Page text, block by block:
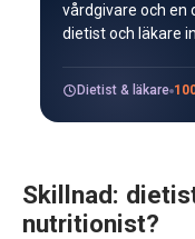
vårdgivare och en
dietist och läkare
Dietist & läkare
Skillnad:
nutritionist?